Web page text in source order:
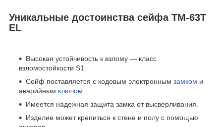
Уникальные достоинства сейфа TM-63T
EL
Высокая устойчивость к взлому — класс
взломостойкости S1.
Сейф поставляется с кодовым электронным замком и
аварийным ключом.
Имеется надежная защита замка от высверливания.
Изделие может крепиться к стене и полу с помощью